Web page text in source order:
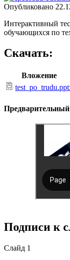
Опубликовано
Интерактивный
обучающихся по
Скачать:
Вложение
Подписи к
Слайд 1